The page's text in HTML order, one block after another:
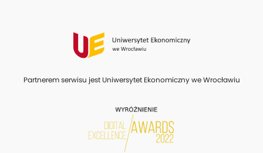
Partnerem serwisu jest Uniwersytet Ekonomiczny we Wrocławiu